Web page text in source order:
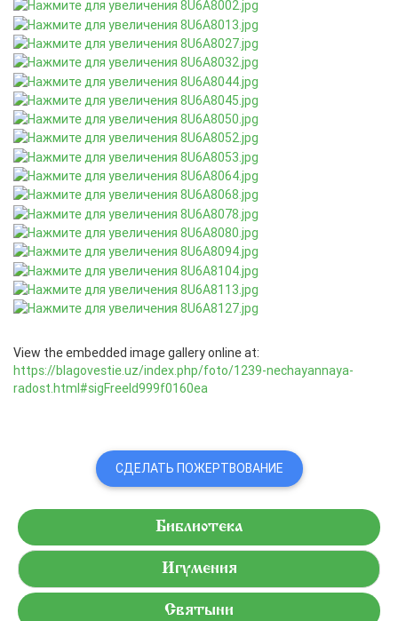
View the embedded image gallery online at:
https://blagovestie.uz/index.php/foto/1239-nechayannaya-
radost.html#sigFreeId999f0160ea
СДЕЛАТЬ ПОЖЕРТВОВАНИЕ
Библиотека
Игумения
Святыни